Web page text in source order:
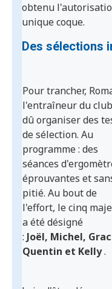
obtenu
unique coque.
Des sélections
Pour trancher,
l'entraîneur du
dû organiser des
de sélection. Au
programme : des
séances
éprouvantes et
pitié. Au bout de
l'effort, le cinq
a été désigné
: Joël, Michel,
Quentin et Kelly.